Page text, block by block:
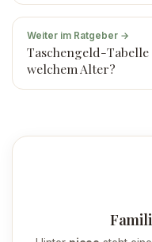
Weiter im Ratgeber →
Taschengeld-Tabelle
welchem Alter?